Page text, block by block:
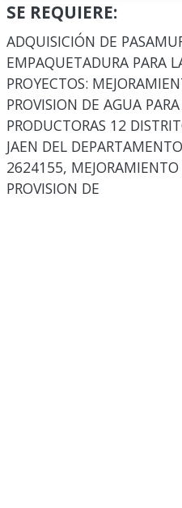
SE REQUIERE:
ADQUISICIÓN DE
EMPAQUETADURA PARA
PROYECTOS:
PROVISION DE AGUA
PRODUCTORAS 12
JAEN DEL
2624155, MEJORAMIENTO
PROVISION DE